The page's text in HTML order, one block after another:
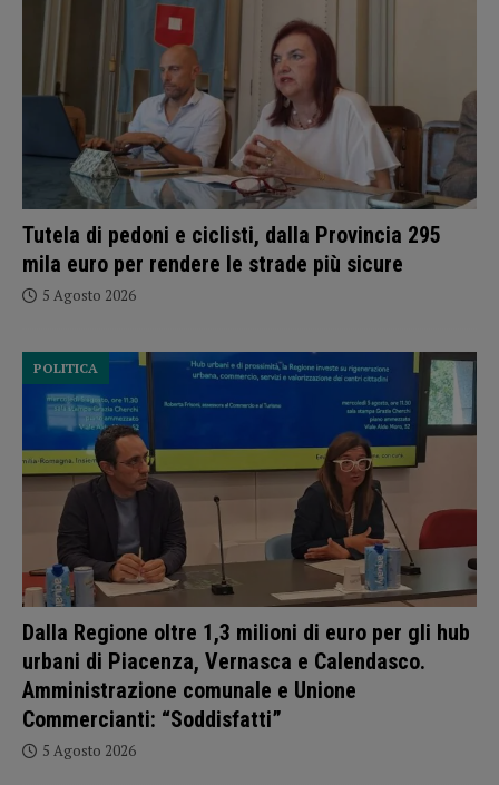
Tutela di pedoni e ciclisti, dalla Provincia 295
mila euro per rendere le strade più sicure
5 Agosto 2026
Dalla Regione oltre 1,3 milioni di euro per gli hub
urbani di Piacenza, Vernasca e Calendasco.
Amministrazione comunale e Unione
Commercianti: “Soddisfatti”
POLITICA
5 Agosto 2026